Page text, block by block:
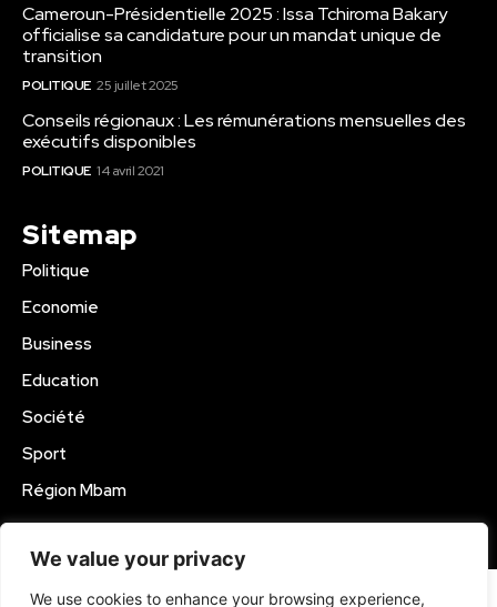
We value your privacy
We use cookies to enhance your browsing experience,
Cameroun-Présidentielle 2025 : Issa Tchiroma Bakary
officialise sa candidature pour un mandat unique de
transition
POLITIQUE 25 juillet 2025
Conseils régionaux : Les rémunérations mensuelles des
exécutifs disponibles
POLITIQUE 14 avril 2021
Sitemap
Politique
Economie
Business
Education
Société
Sport
Région Mbam